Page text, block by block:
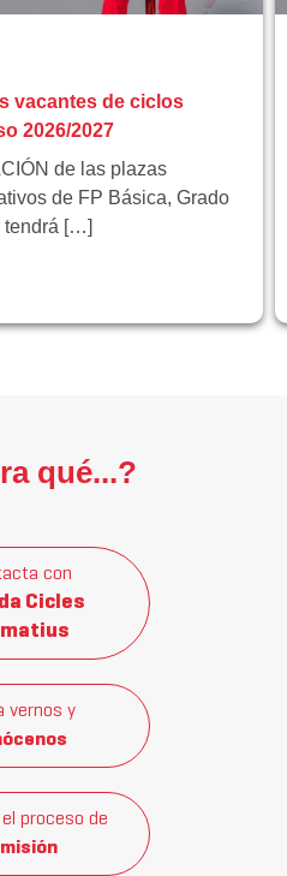
vacantes de ciclos
2026/2027
de las plazas
de FP Básica, Grado
tendrá […]
qué...?
con
Cicles
vernos y
proceso de